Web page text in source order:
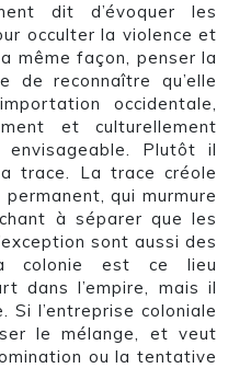
dit d’évoquer les
occulter la violence et
même façon, penser la
de reconnaître qu’elle
occidentale,
et culturellement
envisageable. Plutôt il
trace. La trace créole
qui murmure
à séparer que les
sont aussi des
colonie est ce lieu
dans l’empire, mais il
Si l’entreprise coloniale
le mélange, et veut
ou la tentative